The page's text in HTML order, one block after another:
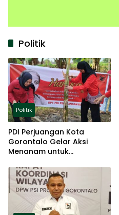
Politik
Politik
PDI Perjuangan Kota
Gorontalo Gelar Aksi
Menanam untuk